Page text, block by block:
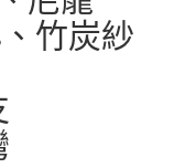
竹炭紗